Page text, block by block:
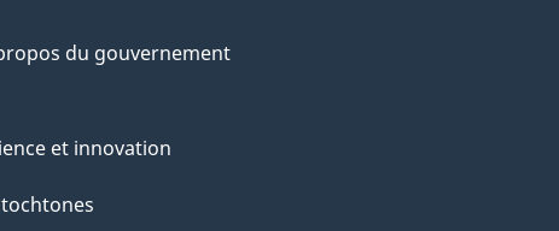
du gouvernement
et innovation